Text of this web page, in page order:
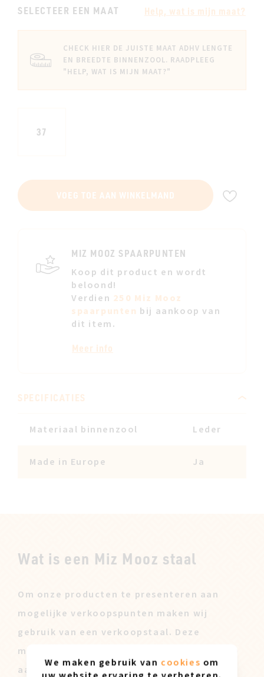
SELECTEER EEN MAAT Help, wat is mijn maat?
CHECK HIER DE JUISTE MAAT ADHV LENGTE
EN BREEDTE BINNENZOOL. RAADPLEEG
"HELP, WAT IS MIJN MAAT?"
37
VOEG TOE AAN WINKELMAND
MIZ MOOZ SPAARPUNTEN
Koop dit product en wordt
beloond!
Verdien 250 Miz Mooz
spaarpunten bij aankoop van
dit item.
Meer info
SPECIFICATIES
Materiaal binnenzool Leder
Made in Europe Ja
Wat is een Miz Mooz staal
Om onze producten te presenteren aan
mogelijke verkoopspunten maken wij
gebruik van een verkoopstaal. Deze
modellen worden dan ook achteraf te koop
aangeboden tegen een lagere prijs.
We maken gebruik van cookies om